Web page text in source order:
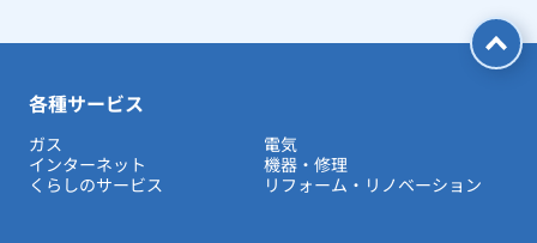
各種サービス
ガス
電気
インターネット
機器・修理
くらしのサービス
リフォーム・リノベーション